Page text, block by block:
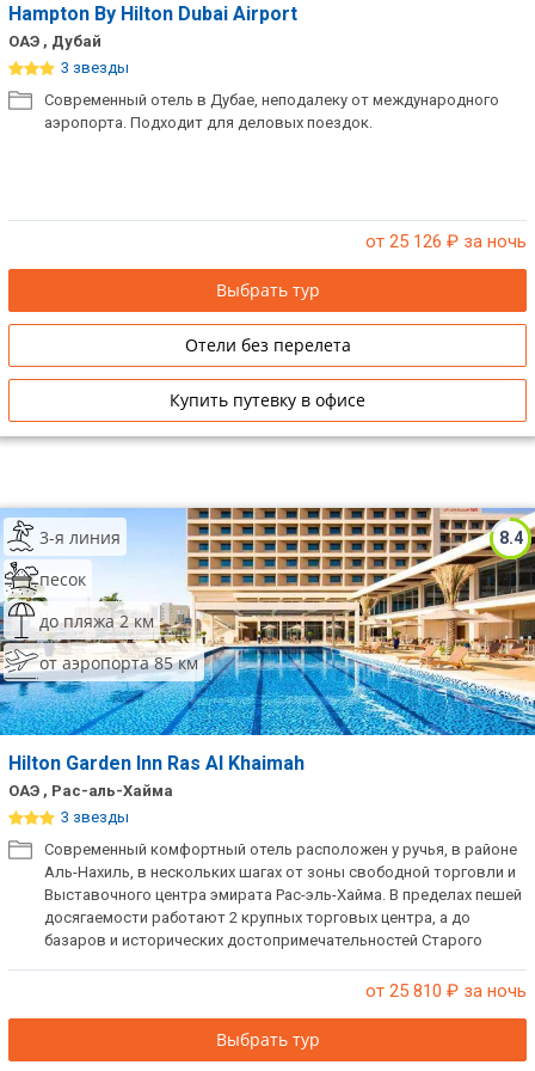
Hampton By Hilton Dubai Airport
ОАЭ , Дубай
3 звезды
Современный отель в Дубае, неподалеку от международного
аэропорта. Подходит для деловых поездок.
от 25 126 ₽ за ночь
Выбрать тур
Отели без перелета
Купить путевку в офисе
8.4
3-я линия
песок
до пляжа 2 км
от аэропорта 85 км
Hilton Garden Inn Ras Al Khaimah
ОАЭ , Рас-аль-Хайма
3 звезды
Современный комфортный отель расположен у ручья, в районе
Аль-Нахиль, в нескольких шагах от зоны свободной торговли и
Выставочного центра эмирата Рас-эль-Хайма. В пределах пешей
досягаемости работают 2 крупных торговых центра, а до
базаров и исторических достопримечательностей Старого
от 25 810 ₽ за ночь
Выбрать тур